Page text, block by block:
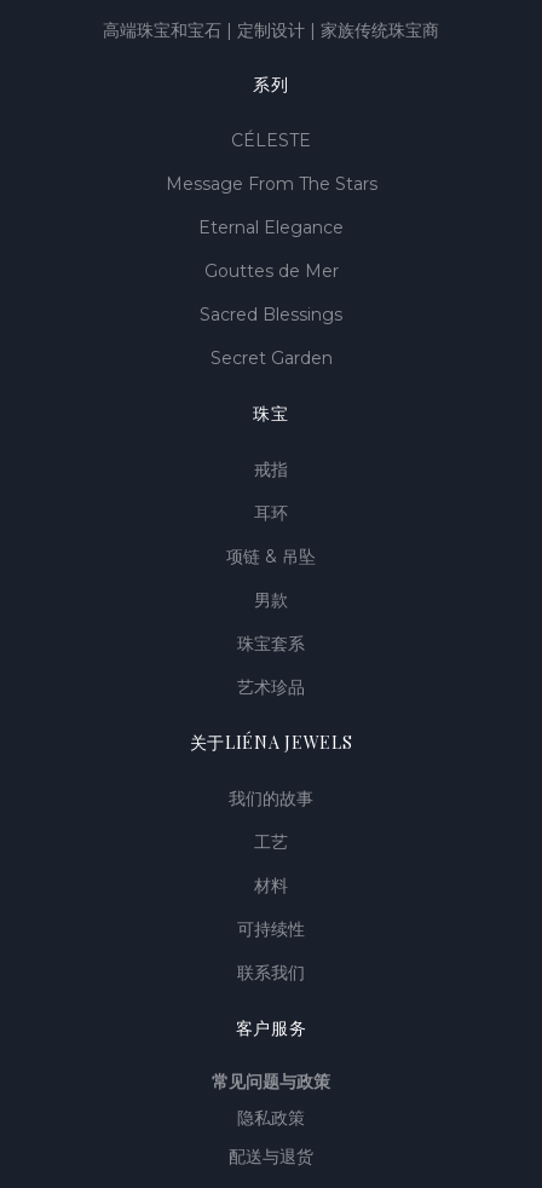
高端珠宝和宝石 | 定制设计 | 家族传统珠宝商
系列
CÉLESTE
Message From The Stars
Eternal Elegance
Gouttes de Mer
Sacred Blessings
Secret Garden
珠宝
戒指
耳环
项链 & 吊坠
男款
珠宝套系
艺术珍品
关于LIÉNA JEWELS
我们的故事
工艺
材料
可持续性
联系我们
客户服务
常见问题与政策
隐私政策
配送与退货